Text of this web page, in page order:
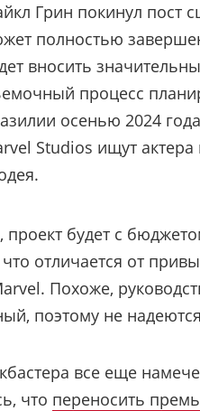
Грин покинул пост
полностью
вносить
процесс
осенью 2024
Studios ищут
проект будет с
отличается от
Похоже,
поэтому не
все еще
что переносить